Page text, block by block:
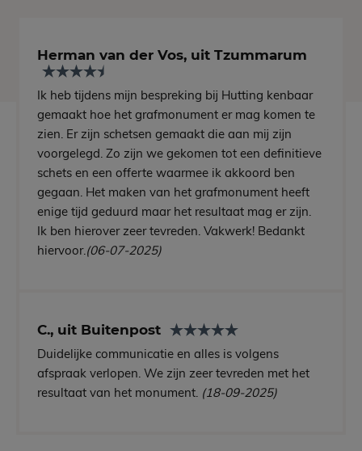
Herman van der Vos, uit Tzummarum
Ik heb tijdens mijn bespreking bij Hutting kenbaar
gemaakt hoe het grafmonument er mag komen te
zien. Er zijn schetsen gemaakt die aan mij zijn
voorgelegd. Zo zijn we gekomen tot een definitieve
schets en een offerte waarmee ik akkoord ben
gegaan. Het maken van het grafmonument heeft
enige tijd geduurd maar het resultaat mag er zijn.
Ik ben hierover zeer tevreden. Vakwerk! Bedankt
hiervoor.(06-07-2025)
C., uit Buitenpost
Duidelijke communicatie en alles is volgens
afspraak verlopen. We zijn zeer tevreden met het
resultaat van het monument. (18-09-2025)